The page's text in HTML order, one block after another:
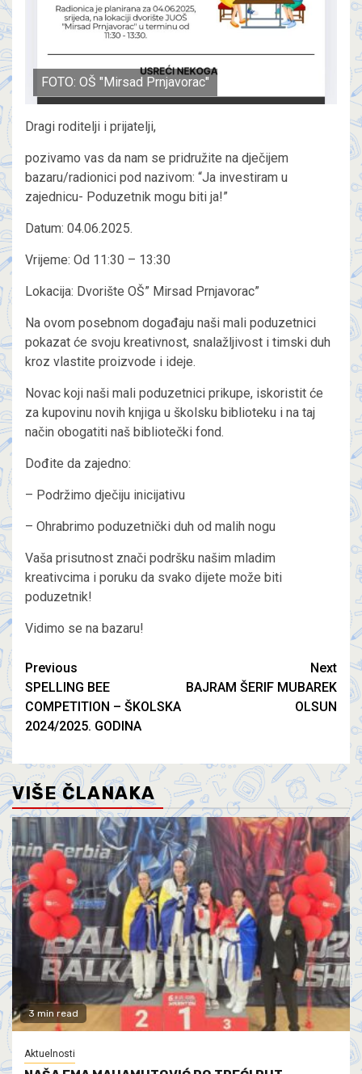
FOTO: OŠ "Mirsad Prnjavorac"
Dragi roditelji i prijatelji,
pozivamo vas da nam se pridružite na dječijem
bazaru/radionici pod nazivom: “Ja investiram u
zajednicu- Poduzetnik mogu biti ja!”
Datum: 04.06.2025.
Vrijeme: Od 11:30 – 13:30
Lokacija: Dvorište OŠ” Mirsad Prnjavorac”
Na ovom posebnom događaju naši mali poduzetnici
pokazat će svoju kreativnost, snalažljivost i timski duh
kroz vlastite proizvode i ideje.
Novac koji naši mali poduzetnici prikupe, iskoristit će
za kupovinu novih knjiga u školsku biblioteku i na taj
način obogatiti naš bibliotečki fond.
Dođite da zajedno:
– Podržimo dječiju inicijativu
– Ohrabrimo poduzetnički duh od malih nogu
Vaša prisutnost znači podršku našim mladim
kreativcima i poruku da svako dijete može biti
poduzetnik!
Vidimo se na bazaru!
Previous
SPELLING BEE
COMPETITION – ŠKOLSKA
2024/2025. GODINA
Next
BAJRAM ŠERIF MUBAREK
OLSUN
VIŠE ČLANAKA
3 min read
Aktuelnosti